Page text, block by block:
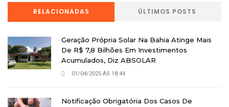
RELACIONADAS ÚLTIMOS POSTS
Geração Própria Solar Na Bahia Atinge Mais
De R$ 7,8 Bilhões Em Investimentos
Acumulados, Diz ABSOLAR
01/04/2025 ÁS 18:44
Notificação Obrigatória Dos Casos De